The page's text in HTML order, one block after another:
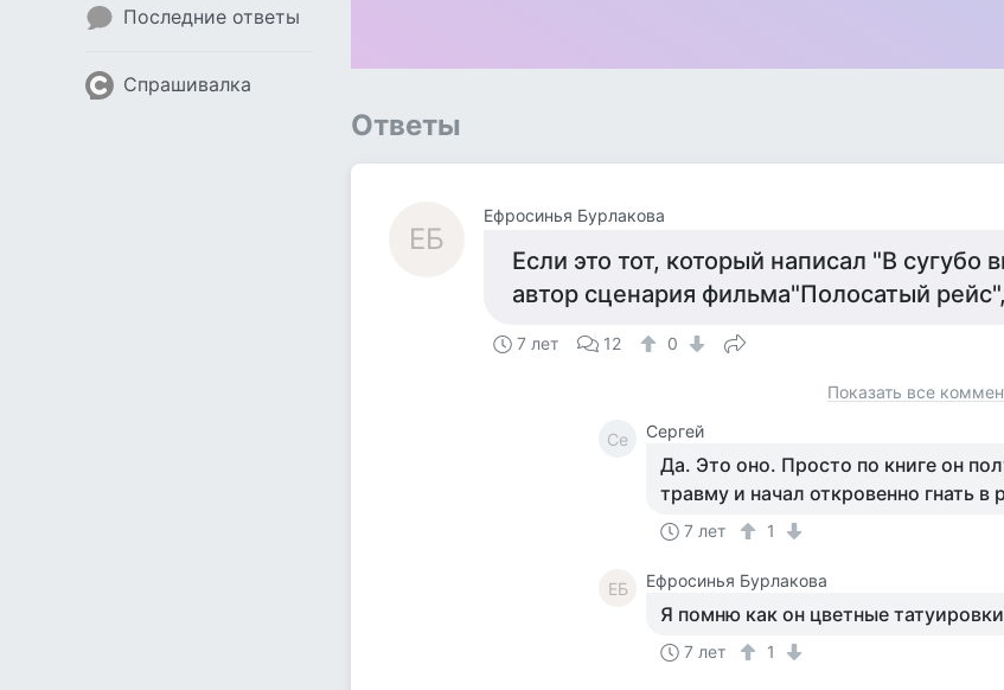
Последние ответы
Спрашивалка
Ответы
ЕБ
Ефросинья Бурлакова
Если это тот, который написал "В сугубо
автор сценария фильма"Полосатый
7 лет 12 0
Показать все
Се Сергей
Да. Это оно. Просто по книге он
травму и начал откровенно гнать в
7 лет 1
ЕБ Ефросинья Бурлакова
Я помню как он цветные
7 лет 1